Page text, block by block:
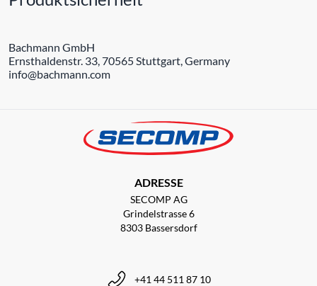
Bachmann GmbH
Ernsthaldenstr. 33, 70565 Stuttgart, Germany
info@bachmann.com
ADRESSE
SECOMP AG
Grindelstrasse 6
8303 Bassersdorf
+41 44 511 87 10